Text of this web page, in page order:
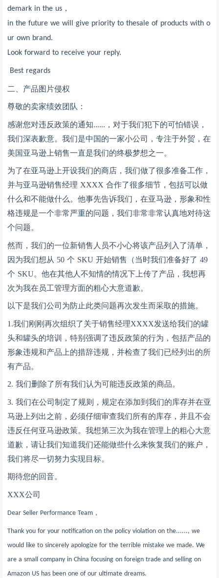
demark in the us ，
in the future we will give priority to thesale of products with o
ur own brand.
Look forward to receive your reply.
Best regards
二、 产品图片侵权
尊敬的卖家绩效团队：
感谢您对违反政策的通知......，对于我们犯下的可怕错误，
我们深表歉意。我们是中国的一家小公司，专注于外贸，在
美国亚马逊上销售一直是我们的终极梦想之一。
为了在亚马逊上开设我们的商店，我们做了很多准备工作，
并与亚马逊销售经理 XXXX 合作了很多细节，包括可以做
什么和不能做什么。他事先告诉我们，在亚马逊，形象和性
格违规是一个非常严重的问题，我们非常非常认真地对待这
个问题。
然而，我们的一位新销售人员不小心将该产品列入了清单，
因为我们想从 50 个 SKU 开始销售（当时我们准备好了 49
个 SKU。他在其他人不知情的情况下上传了产品，我想再
次为我在员工管理方面的粗心大意道歉。
以下是我们公司为防止此类问题再次发生而采取的措施。
1.我们刚刚再次组织了关于销售经理XXXX发送给我们的罐
头和罐头的培训，特别强调了违反政策的行为，包括产品的
形象违规和产品上的措辞违规，并检查了我们已经列出的所
有产品。
2. 我们删除了所有我们认为可能违反政策的商品。
3. 我们在公司制定了规则，规定在添加到我们的库存并在亚
马逊上列出之前，必须仔细审查我们所有的库存，并且不会
违反任何亚马逊政策。我想第三次为我在管理上的粗心大意
道歉，请让我们知道我们还能做些什么来恢复我们的账户，
我们将尽一切努力实现目标。
期待您的回音。
XXX公司
Dear Seller Performance Team，
Thank you for your notification on the policy violation on the......, we
would like to sincerely apologize for the terrible mistake we made. We
are a small company in China focusing on foreign trade and selling on
Amazon US has been one of our ultimate dreams.